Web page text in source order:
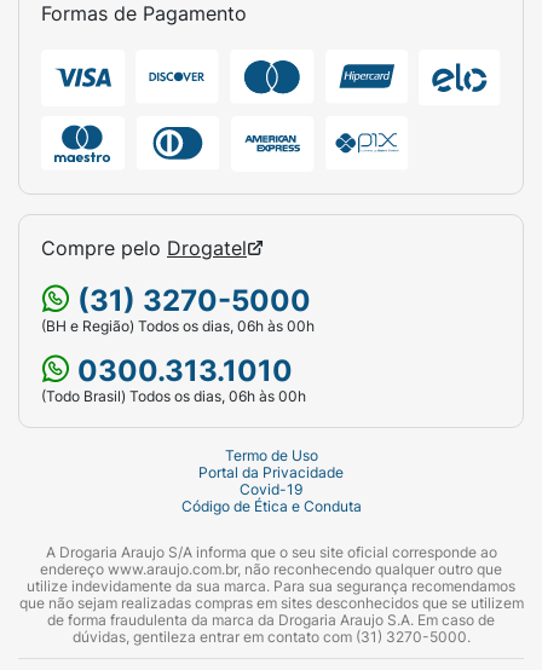
Formas de Pagamento
Compre pelo Drogatel
(31) 3270-5000
(BH e Região) Todos os dias, 06h às 00h
0300.313.1010
(Todo Brasil) Todos os dias, 06h às 00h
Termo de Uso
Portal da Privacidade
Covid-19
Código de Ética e Conduta
A Drogaria Araujo S/A informa que o seu site oficial corresponde ao
endereço www.araujo.com.br, não reconhecendo qualquer outro que
utilize indevidamente da sua marca. Para sua segurança recomendamos
que não sejam realizadas compras em sites desconhecidos que se utilizem
de forma fraudulenta da marca da Drogaria Araujo S.A. Em caso de
dúvidas, gentileza entrar em contato com (31) 3270-5000.